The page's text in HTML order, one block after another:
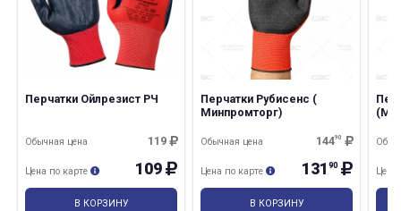
Перчатки Ойлрезист РЧ
119
Обычная цена
109
Цена по карте
В КОРЗИНУ
Перчатки Рубисенс (
Минпромторг)
14490
Обычная цена
13190
Цена по карте
В КОРЗИНУ
Цена